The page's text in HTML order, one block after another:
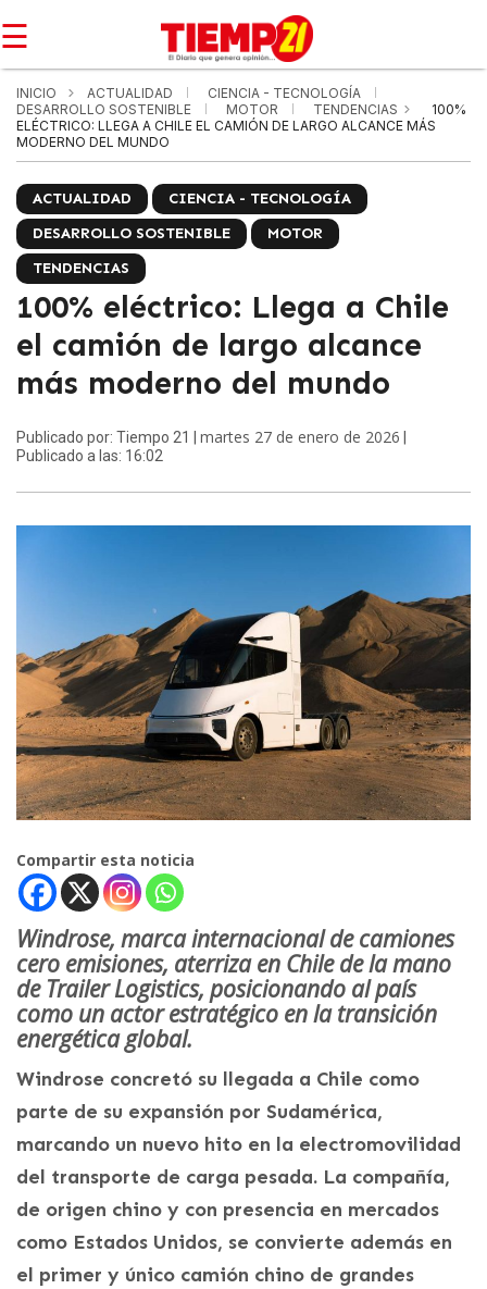
☰
INICIO ACTUALIDAD
CIENCIA - TECNOLOGÍA
DESARROLLO SOSTENIBLE
MOTOR TENDENCIAS
100%
ELÉCTRICO: LLEGA A CHILE EL CAMIÓN DE LARGO ALCANCE MÁS
MODERNO DEL MUNDO
ACTUALIDAD
CIENCIA - TECNOLOGÍA
DESARROLLO SOSTENIBLE
MOTOR
TENDENCIAS
100% eléctrico: Llega a Chile
el camión de largo alcance
más moderno del mundo
Publicado por: Tiempo 21 | martes 27 de enero de 2026
Publicado a las: 16:02
Compartir esta noticia
Windrose, marca internacional de camiones
cero emisiones, aterriza en Chile de la mano
de Trailer Logistics, posicionando al país
como un actor estratégico en la transición
energética global.
Windrose concretó su llegada a Chile como
parte de su expansión por Sudamérica,
marcando un nuevo hito en la electromovilidad
del transporte de carga pesada. La compañía,
de origen chino y con presencia en mercados
como Estados Unidos, se convierte además en
el primer y único camión chino de grandes